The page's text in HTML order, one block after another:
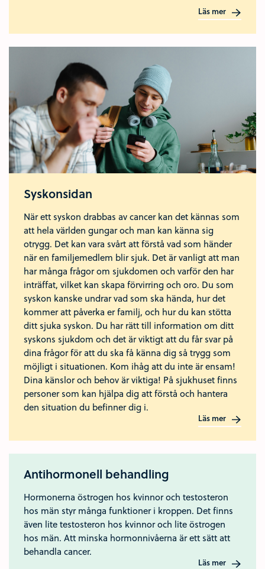
Läs mer
Syskonsidan
När ett syskon drabbas av cancer kan det kännas som
att hela världen gungar och man kan känna sig
otrygg. Det kan vara svårt att förstå vad som händer
när en familjemedlem blir sjuk. Det är vanligt att man
har många frågor om sjukdomen och varför den har
inträffat, vilket kan skapa förvirring och oro. Du som
syskon kanske undrar vad som ska hända, hur det
kommer att påverka er familj, och hur du kan stötta
ditt sjuka syskon. Du har rätt till information om ditt
syskons sjukdom och det är viktigt att du får svar på
dina frågor för att du ska få känna dig så trygg som
möjligt i situationen. Kom ihåg att du inte är ensam!
Dina känslor och behov är viktiga! På sjukhuset finns
personer som kan hjälpa dig att förstå och hantera
den situation du befinner dig i.
Läs mer
Antihormonell behandling
Hormonerna östrogen hos kvinnor och testosteron
hos män styr många funktioner i kroppen. Det finns
även lite testosteron hos kvinnor och lite östrogen
hos män. Att minska hormonnivåerna är ett sätt att
behandla cancer.
Läs mer